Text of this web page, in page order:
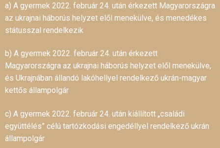
a) A gyermek 2022. február 24. után érkezett Magyarországra
az ukrajnai háborús helyzet elől menekülve, és menedékes
státusszal rendelkezik
b) A gyermek 2022. február 24. után érkezett
Magyarországra az ukrajnai háborús helyzet elől menekülve,
és Ukrajnában állandó lakóhellyel rendelkező ukrán-magyar
kettős állampolgár
c) A gyermek 2022. február 24. után kiállított „családi
együttélés” célú tartózkodási engedéllyel rendelkező ukrán
állampolgár